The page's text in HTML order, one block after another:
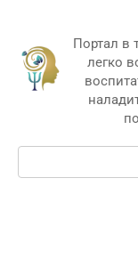
контенту
Портал в
легко
Поиск: